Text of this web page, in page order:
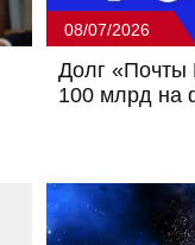
08/07/2026
Долг «Почты
100 млрд на